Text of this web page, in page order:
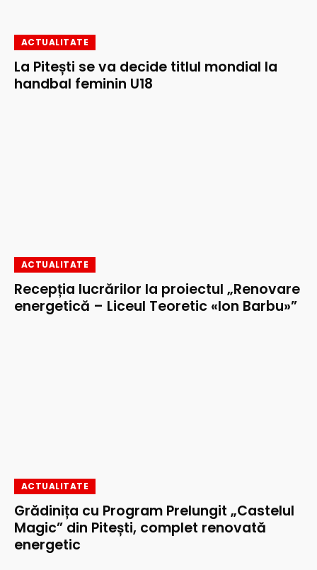
ACTUALITATE
La Pitești se va decide titlul mondial la
handbal feminin U18
ACTUALITATE
Recepția lucrărilor la proiectul „Renovare
energetică – Liceul Teoretic «Ion Barbu»”
ACTUALITATE
Grădinița cu Program Prelungit „Castelul
Magic” din Pitești, complet renovată
energetic